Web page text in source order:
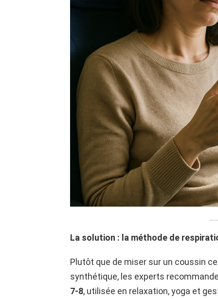
La solution : la méthode de
Plutôt que de miser sur un coussin
synthétique, les experts
7-8, utilisée en relaxation, yoga et